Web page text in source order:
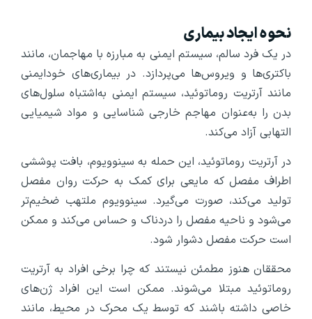
نحوه ایجاد بیماری
در یک فرد سالم، سیستم ایمنی به مبارزه با مهاجمان، مانند
باکتری‌ها و ویروس‌ها می‌پردازد. در بیماری‌های خودایمنی
مانند آرتریت روماتوئید، سیستم ایمنی به‌اشتباه سلول‌های
بدن را به‌عنوان مهاجم خارجی شناسایی و مواد شیمیایی
التهابی آزاد می‌کند.
در آرتریت روماتوئید، این حمله به سینوویوم، بافت پوششی
اطراف مفصل که مایعی برای کمک به حرکت روان مفصل
تولید می‌کند، صورت می‌گیرد. سینوویوم ملتهب ضخیم‌تر
می‌شود و ناحیه مفصل را دردناک و حساس می‌کند و ممکن
است حرکت مفصل دشوار شود.
محققان هنوز مطمئن نیستند که چرا برخی افراد به آرتریت
روماتوئید مبتلا می‌شوند. ممکن است این افراد ژن‌های
خاصی داشته باشند که توسط یک محرک در محیط، مانند